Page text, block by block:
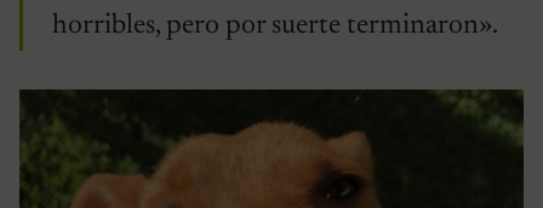
horribles, pero por suerte terminaron».